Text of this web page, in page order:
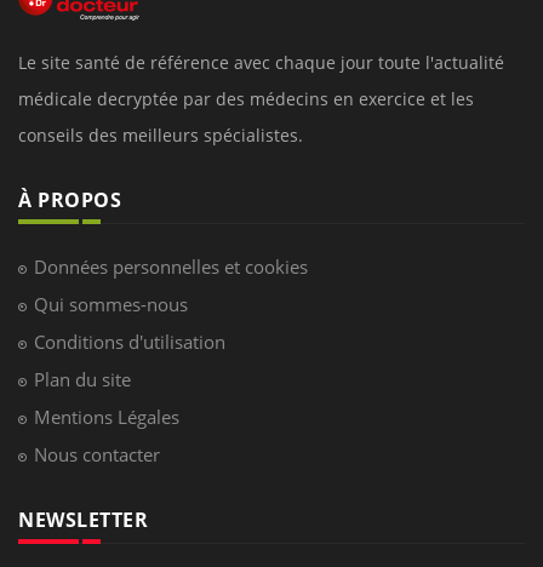
Le site santé de référence avec chaque jour toute l'actualité
médicale decryptée par des médecins en exercice et les
conseils des meilleurs spécialistes.
À PROPOS
Données personnelles et cookies
Qui sommes-nous
Conditions d'utilisation
Plan du site
Mentions Légales
Nous contacter
NEWSLETTER